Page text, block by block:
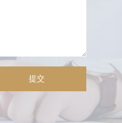
提交